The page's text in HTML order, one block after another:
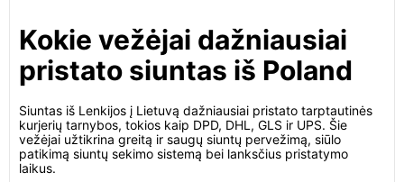
Kokie vežėjai dažniausiai
pristato siuntas iš Poland
Siuntas iš Lenkijos į Lietuvą dažniausiai pristato tarptautinės
kurjerių tarnybos, tokios kaip DPD, DHL, GLS ir UPS. Šie
vežėjai užtikrina greitą ir saugų siuntų pervežimą, siūlo
patikimą siuntų sekimo sistemą bei lanksčius pristatymo
laikus.